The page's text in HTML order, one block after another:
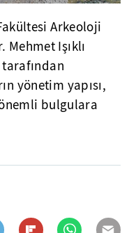
Arkeoloji
Işıklı
yönetim yapısı,
bulgulara